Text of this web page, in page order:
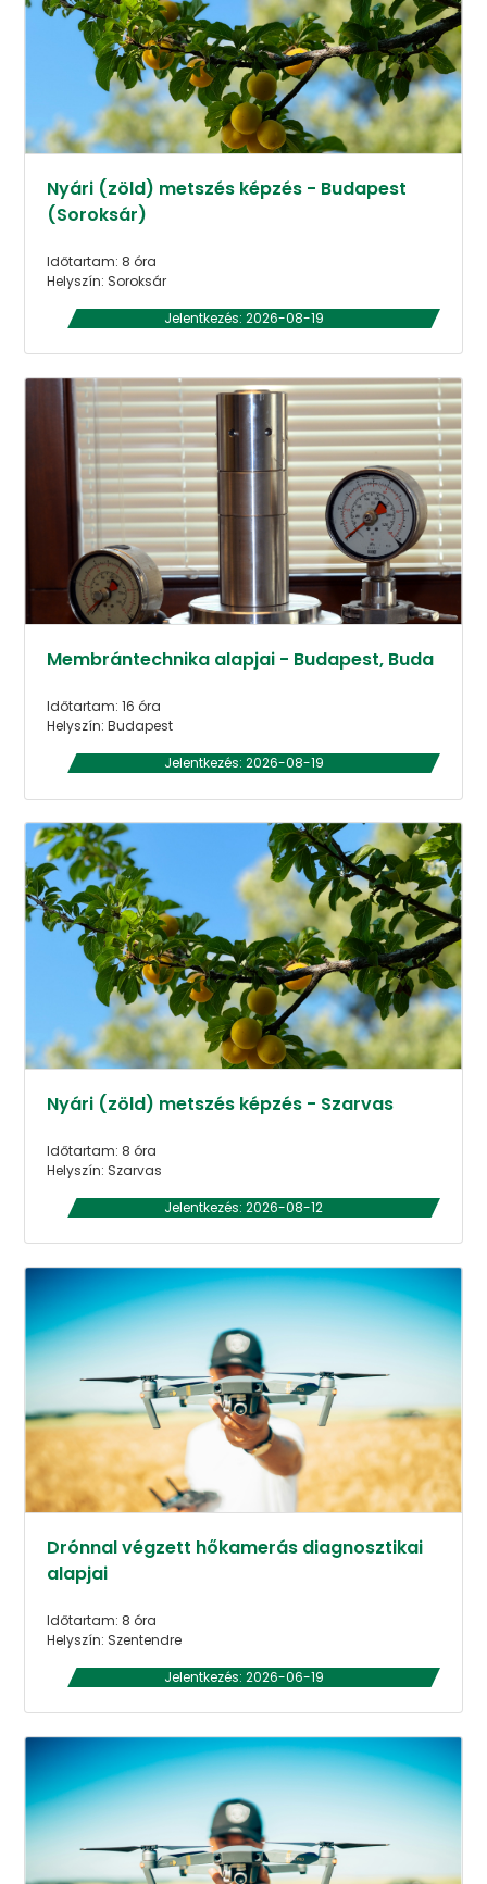
Nyári (zöld) metszés képzés - Budapest
(Soroksár)
Időtartam: 8 óra
Helyszín: Soroksár
Jelentkezés: 2026-08-19
Membrántechnika alapjai - Budapest, Buda
Időtartam: 16 óra
Helyszín: Budapest
Jelentkezés: 2026-08-19
Nyári (zöld) metszés képzés - Szarvas
Időtartam: 8 óra
Helyszín: Szarvas
Jelentkezés: 2026-08-12
Drónnal végzett hőkamerás diagnosztikai
alapjai
Időtartam: 8 óra
Helyszín: Szentendre
Jelentkezés: 2026-06-19